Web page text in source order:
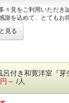
露天風呂特典（1
円）
10名程が一緒に
露天風呂です。
・白山市にある
めて育てている
ひかり」を毎朝
会場
室食 朝食/会場食
鱧と野菜揚げ出
和牛しゃぶ鍋
温泉で焚きあげ
鶏つみれ清汁
盛り合わせ
さくらんぼプリ
状況や季節によ
々見をご利用いただき
謝を込めて、とてもお
様専用のお日にち限定
利用ください♪
理「彩」の料金で、料理
飛騨牛など特選食材を
選会席をご堪能いただけ
～料理長特選会席～
見る
付き和寛洋室『芽
～ /人